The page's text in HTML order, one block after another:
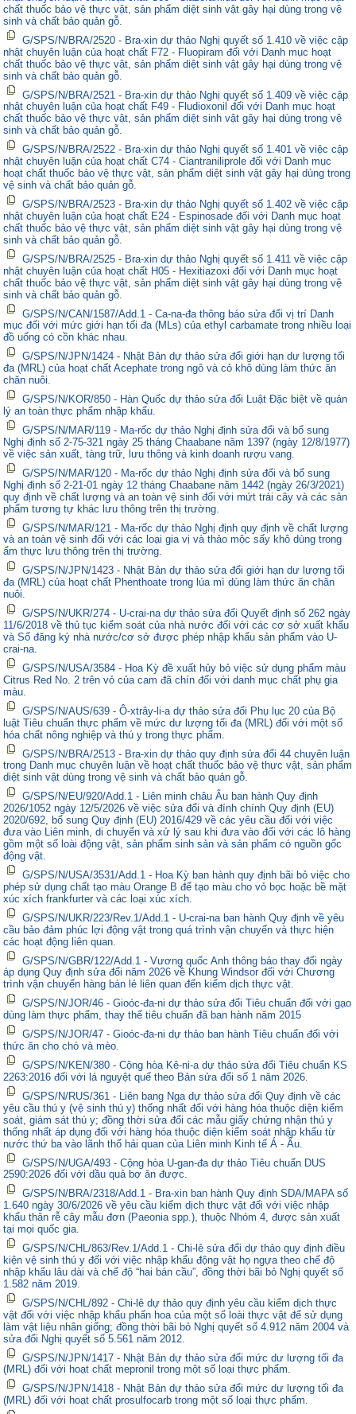
chất thuốc bảo vệ thực vật, sản phẩm diệt sinh vật gây hại dùng trong vệ
sinh và chất bảo quản gỗ.
G/SPS/N/BRA/2520 - Bra-xin dự thảo Nghị quyết số 1.410 về việc cập
nhật chuyên luận của hoạt chất F72 - Fluopiram đối với Danh mục hoạt
chất thuốc bảo vệ thực vật, sản phẩm diệt sinh vật gây hại dùng trong vệ
sinh và chất bảo quản gỗ.
G/SPS/N/BRA/2521 - Bra-xin dự thảo Nghị quyết số 1.409 về việc cập
nhật chuyên luận của hoạt chất F49 - Fludioxonil đối với Danh mục hoạt
chất thuốc bảo vệ thực vật, sản phẩm diệt sinh vật gây hại dùng trong vệ
sinh và chất bảo quản gỗ.
G/SPS/N/BRA/2522 - Bra-xin dự thảo Nghị quyết số 1.401 về việc cập
nhật chuyên luận của hoạt chất C74 - Ciantraniliprole đối với Danh mục
hoạt chất thuốc bảo vệ thực vật, sản phẩm diệt sinh vật gây hại dùng trong
vệ sinh và chất bảo quản gỗ.
G/SPS/N/BRA/2523 - Bra-xin dự thảo Nghị quyết số 1.402 về việc cập
nhật chuyên luận của hoạt chất E24 - Espinosade đối với Danh mục hoạt
chất thuốc bảo vệ thực vật, sản phẩm diệt sinh vật gây hại dùng trong vệ
sinh và chất bảo quản gỗ.
G/SPS/N/BRA/2525 - Bra-xin dự thảo Nghị quyết số 1.411 về việc cập
nhật chuyên luận của hoạt chất H05 - Hexitiazoxi đối với Danh mục hoạt
chất thuốc bảo vệ thực vật, sản phẩm diệt sinh vật gây hại dùng trong vệ
sinh và chất bảo quản gỗ.
G/SPS/N/CAN/1587/Add.1 - Ca-na-đa thông báo sửa đổi vị trí Danh
mục đối với mức giới hạn tối đa (MLs) của ethyl carbamate trong nhiều loại
đồ uống có cồn khác nhau.
G/SPS/N/JPN/1424 - Nhật Bản dự thảo sửa đổi giới hạn dư lượng tối
đa (MRL) của hoạt chất Acephate trong ngô và cỏ khô dùng làm thức ăn
chăn nuôi.
G/SPS/N/KOR/850 - Hàn Quốc dự thảo sửa đổi Luật Đặc biệt về quản
lý an toàn thực phẩm nhập khẩu.
G/SPS/N/MAR/119 - Ma-rốc dự thảo Nghị định sửa đổi và bổ sung
Nghị định số 2-75-321 ngày 25 tháng Chaabane năm 1397 (ngày 12/8/1977)
về việc sản xuất, tàng trữ, lưu thông và kinh doanh rượu vang.
G/SPS/N/MAR/120 - Ma-rốc dự thảo Nghị định sửa đổi và bổ sung
Nghị định số 2-21-01 ngày 12 tháng Chaabane năm 1442 (ngày 26/3/2021)
quy định về chất lượng và an toàn vệ sinh đối với mứt trái cây và các sản
phẩm tương tự khác lưu thông trên thị trường.
G/SPS/N/MAR/121 - Ma-rốc dự thảo Nghị định quy định về chất lượng
và an toàn vệ sinh đối với các loại gia vị và thảo mộc sấy khô dùng trong
ẩm thực lưu thông trên thị trường.
G/SPS/N/JPN/1423 - Nhật Bản dự thảo sửa đổi giới hạn dư lượng tối
đa (MRL) của hoạt chất Phenthoate trong lúa mì dùng làm thức ăn chăn
nuôi.
G/SPS/N/UKR/274 - U-crai-na dự thảo sửa đổi Quyết định số 262 ngày
11/6/2018 về thủ tục kiểm soát của nhà nước đối với các cơ sở xuất khẩu
và Sổ đăng ký nhà nước/cơ sở được phép nhập khẩu sản phẩm vào U-
crai-na.
G/SPS/N/USA/3584 - Hoa Kỳ đề xuất hủy bỏ việc sử dụng phẩm màu
Citrus Red No. 2 trên vỏ của cam đã chín đối với danh mục chất phụ gia
màu.
G/SPS/N/AUS/639 - Ô-xtrây-li-a dự thảo sửa đổi Phụ lục 20 của Bộ
luật Tiêu chuẩn thực phẩm về mức dư lượng tối đa (MRL) đối với một số
hóa chất nông nghiệp và thú y trong thực phẩm.
G/SPS/N/BRA/2513 - Bra-xin dự thảo quy định sửa đổi 44 chuyên luận
trong Danh mục chuyên luận về hoạt chất thuốc bảo vệ thực vật, sản phẩm
diệt sinh vật dùng trong vệ sinh và chất bảo quản gỗ.
G/SPS/N/EU/920/Add.1 - Liên minh châu Âu ban hành Quy định
2026/1052 ngày 12/5/2026 về việc sửa đổi và đính chính Quy định (EU)
2020/692, bổ sung Quy định (EU) 2016/429 về các yêu cầu đối với việc
đưa vào Liên minh, di chuyển và xử lý sau khi đưa vào đối với các lô hàng
gồm một số loài động vật, sản phẩm sinh sản và sản phẩm có nguồn gốc
động vật.
G/SPS/N/USA/3531/Add.1 - Hoa Kỳ ban hành quy định bãi bỏ việc cho
phép sử dụng chất tạo màu Orange B để tạo màu cho vỏ bọc hoặc bề mặt
xúc xích frankfurter và các loại xúc xích.
G/SPS/N/UKR/223/Rev.1/Add.1 - U-crai-na ban hành Quy định về yêu
cầu bảo đảm phúc lợi động vật trong quá trình vận chuyển và thực hiện
các hoạt động liên quan.
G/SPS/N/GBR/122/Add.1 - Vương quốc Anh thông báo thay đổi ngày
áp dụng Quy định sửa đổi năm 2026 về Khung Windsor đối với Chương
trình vận chuyển hàng bán lẻ liên quan đến kiểm dịch thực vật.
G/SPS/N/JOR/46 - Gioóc-đa-ni dự thảo sửa đổi Tiêu chuẩn đối với gạo
dùng làm thực phẩm, thay thế tiêu chuẩn đã ban hành năm 2015
G/SPS/N/JOR/47 - Gioóc-đa-ni dự thảo ban hành Tiêu chuẩn đối với
thức ăn cho chó và mèo.
G/SPS/N/KEN/380 - Cộng hòa Kê-ni-a dự thảo sửa đổi Tiêu chuẩn KS
2263:2016 đối với lá nguyệt quế theo Bản sửa đổi số 1 năm 2026.
G/SPS/N/RUS/361 - Liên bang Nga dự thảo sửa đổi Quy định về các
yêu cầu thú y (vệ sinh thú y) thống nhất đối với hàng hóa thuộc diện kiểm
soát, giám sát thú y; đồng thời sửa đổi các mẫu giấy chứng nhận thú y
thống nhất áp dụng đối với hàng hóa thuộc diện kiểm soát nhập khẩu từ
nước thứ ba vào lãnh thổ hải quan của Liên minh Kinh tế Á - Âu.
G/SPS/N/UGA/493 - Cộng hòa U-gan-đa dự thảo Tiêu chuẩn DUS
2590:2026 đối với dầu quả bơ ăn được.
G/SPS/N/BRA/2318/Add.1 - Bra-xin ban hành Quy định SDA/MAPA số
1.640 ngày 30/6/2026 về yêu cầu kiểm dịch thực vật đối với việc nhập
khẩu thân rễ cây mẫu đơn (Paeonia spp.), thuộc Nhóm 4, được sản xuất
tại mọi quốc gia.
G/SPS/N/CHL/863/Rev.1/Add.1 - Chi-lê sửa đổi dự thảo quy định điều
kiện vệ sinh thú y đối với việc nhập khẩu động vật họ ngựa theo chế độ
nhập khẩu lâu dài và chế độ “hai bán cầu”, đồng thời bãi bỏ Nghị quyết số
1.582 năm 2019.
G/SPS/N/CHL/892 - Chi-lê dự thảo quy định yêu cầu kiểm dịch thực
vật đối với việc nhập khẩu phấn hoa của một số loài thực vật để sử dụng
làm vật liệu nhân giống; đồng thời bãi bỏ Nghị quyết số 4.912 năm 2004 và
sửa đổi Nghị quyết số 5.561 năm 2012.
G/SPS/N/JPN/1417 - Nhật Bản dự thảo sửa đổi mức dư lượng tối đa
(MRL) đối với hoạt chất mepronil trong một số loại thực phẩm.
G/SPS/N/JPN/1418 - Nhật Bản dự thảo sửa đổi mức dư lượng tối đa
(MRL) đối với hoạt chất prosulfocarb trong một số loại thực phẩm.